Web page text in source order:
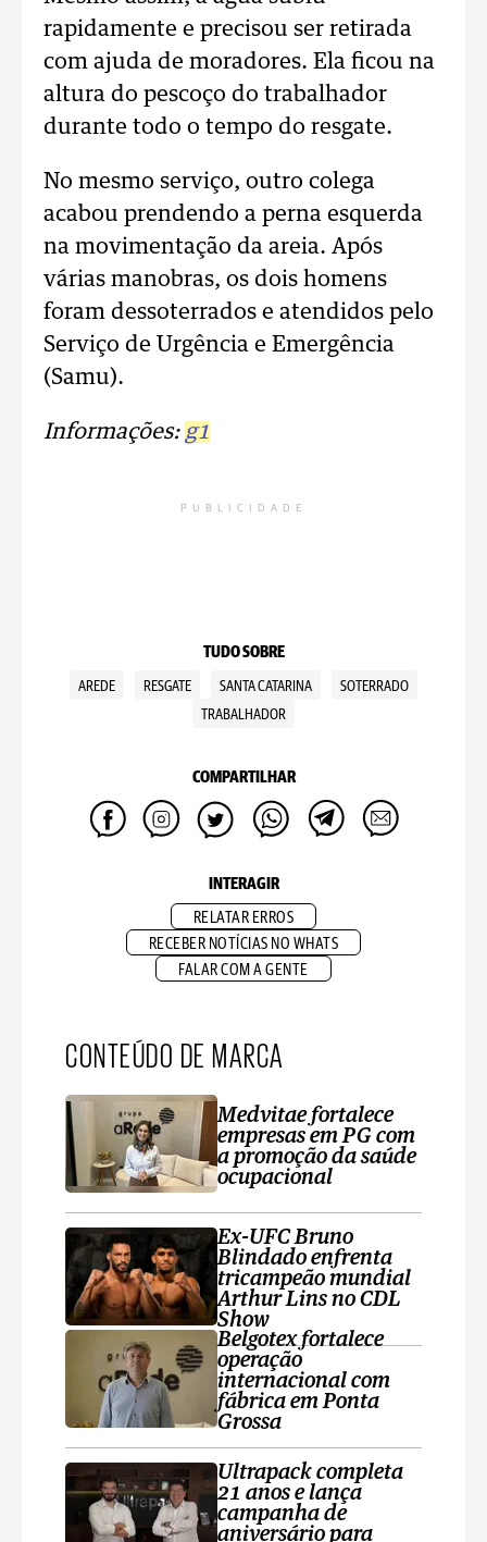
rapidamente e precisou ser retirada
com ajuda de moradores. Ela ficou na
altura do pescoço do trabalhador
durante todo o tempo do resgate.
No mesmo serviço, outro colega
acabou prendendo a perna esquerda
na movimentação da areia. Após
várias manobras, os dois homens
foram dessoterrados e atendidos pelo
Serviço de Urgência e Emergência
(Samu).
Informações: g1
PUBLICIDADE
TUDO SOBRE
AREDE RESGATE SANTA CATARINA
SOTERRADO
TRABALHADOR
COMPARTILHAR
INTERAGIR
RELATAR ERROS
RECEBER NOTÍCIAS NO WHATS
FALAR COM A GENTE
CONTEÚDO DE MARCA
Medvitae fortalece
empresas em PG com
a promoção da saúde
ocupacional
Ex-UFC Bruno
Blindado enfrenta
tricampeão mundial
Arthur Lins no CDL
Show
Belgotex fortalece
operação
internacional com
fábrica em Ponta
Grossa
Ultrapack completa
21 anos e lança
campanha de
aniversário para